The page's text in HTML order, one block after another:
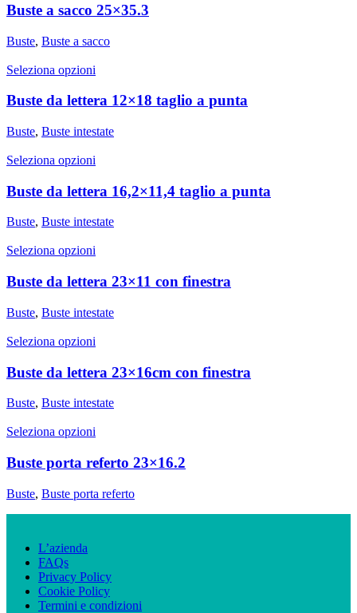
Buste a sacco 25×35.3
Buste, Buste a sacco
Seleziona opzioni
Buste da lettera 12×18 taglio a punta
Buste, Buste intestate
Seleziona opzioni
Buste da lettera 16,2×11,4 taglio a punta
Buste, Buste intestate
Seleziona opzioni
Buste da lettera 23×11 con finestra
Buste, Buste intestate
Seleziona opzioni
Buste da lettera 23×16cm con finestra
Buste, Buste intestate
Seleziona opzioni
Buste porta referto 23×16.2
Buste, Buste porta referto
L’azienda
FAQs
Privacy Policy
Cookie Policy
Termini e condizioni